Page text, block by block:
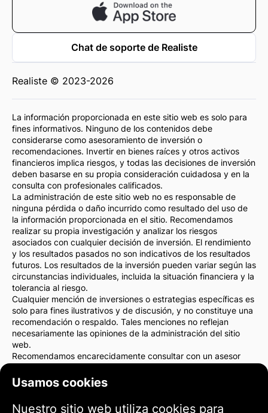
Usamos cookies
Nuestro sitio web utiliza cookies para
Chat de soporte de Realiste
Realiste © 2023-2026
La información proporcionada en este sitio web es solo para
fines informativos. Ninguno de los contenidos debe
considerarse como asesoramiento de inversión o
recomendaciones. Invertir en bienes raíces y otros activos
financieros implica riesgos, y todas las decisiones de inversión
deben basarse en su propia consideración cuidadosa y en la
consulta con profesionales calificados.
La administración de este sitio web no es responsable de
ninguna pérdida o daño incurrido como resultado del uso de
la información proporcionada en el sitio. Recomendamos
realizar su propia investigación y analizar los riesgos
asociados con cualquier decisión de inversión. El rendimiento
y los resultados pasados no son indicativos de los resultados
futuros. Los resultados de la inversión pueden variar según las
circunstancias individuales, incluida la situación financiera y la
tolerancia al riesgo.
Cualquier mención de inversiones o estrategias específicas es
solo para fines ilustrativos y de discusión, y no constituye una
recomendación o respaldo. Tales menciones no reflejan
necesariamente las opiniones de la administración del sitio
web.
Recomendamos encarecidamente consultar con un asesor
inversión. Usted es el único responsable de sus acciones de
inversión y de los riesgos asociados con ellas.